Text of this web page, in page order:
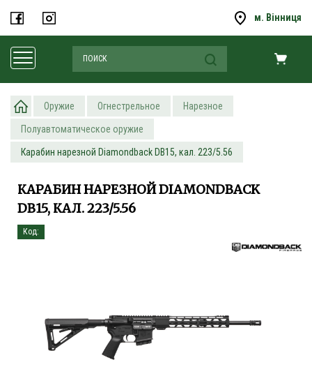
м. Вінниця
Оружие Огнестрельное Нарезное
Полуавтоматическое оружие
Карабин нарезной Diamondback DB15, кал. 223/5.56
КАРАБИН НАРЕЗНОЙ DIAMONDBACK
DB15, КАЛ. 223/5.56
Код: